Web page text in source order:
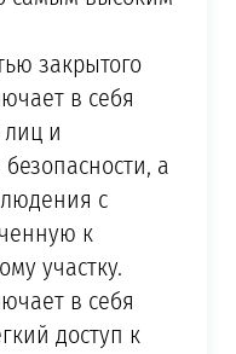
закрытого
в себя
и
а
с
к
участку.
в себя
доступ к